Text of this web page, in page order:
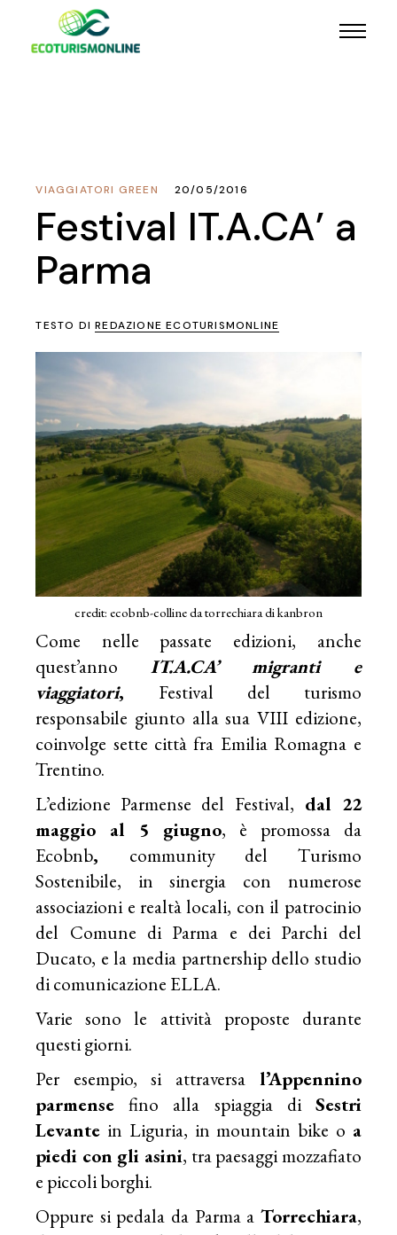
VIAGGIATORI GREEN 20/05/2016
Festival IT.A.CA’ a
Parma
TESTO DIREDAZIONE ECOTURISMONLINE
credit: ecobnb-colline da torrechiara di kanbron
Come nelle passate edizioni, anche
quest’anno IT.A.CA’ migranti e
viaggiatori, Festival del turismo
responsabile giunto alla sua VIII edizione,
coinvolge sette città fra Emilia Romagna e
Trentino.
L’edizione Parmense del Festival, dal 22
maggio al 5 giugno, è promossa da
Ecobnb, community del Turismo
Sostenibile, in sinergia con numerose
associazioni e realtà locali, con il patrocinio
del Comune di Parma e dei Parchi del
Ducato, e la media partnership dello studio
di comunicazione ELLA.
Varie sono le attività proposte durante
questi giorni.
Per esempio, si attraversa l’Appennino
parmense fino alla spiaggia di Sestri
Levante in Liguria, in mountain bike o a
piedi con gli asini, tra paesaggi mozzafiato
e piccoli borghi.
Oppure si pedala da Parma a Torrechiara,